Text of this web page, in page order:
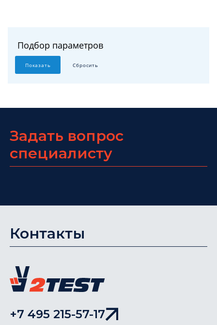
Подбор параметров
Задать вопрос
специалисту
Контакты
+7 495 215-57-17